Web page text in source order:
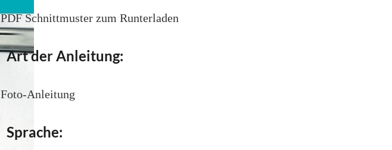
PDF Schnittmuster zum Runterladen
Art der Anleitung:
Foto-Anleitung
Sprache: